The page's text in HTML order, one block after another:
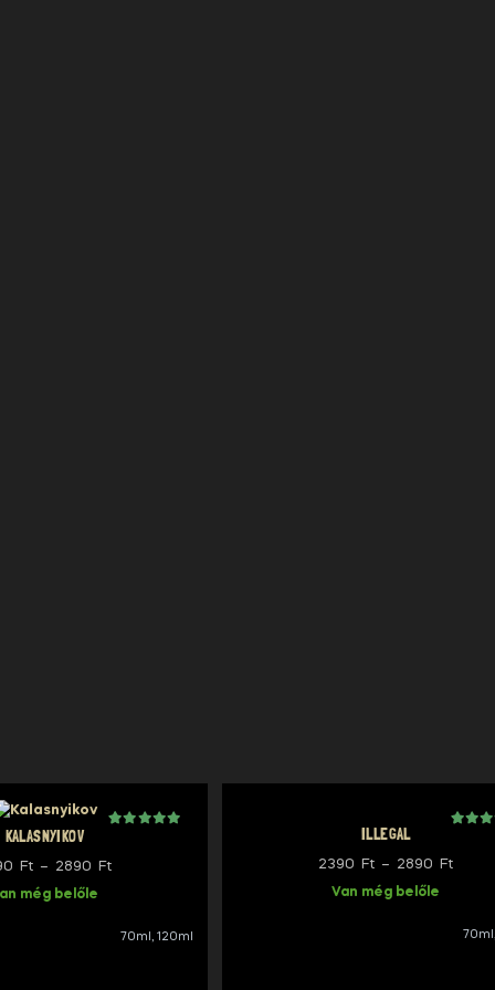
értékelés alapján
KALASNYIKOV
Ft – 2890 FtÁrtartomány:
még belőle
70ml, 120ml
ILLEGAL
2390 Ft – 2890 Ft
Van még belőle